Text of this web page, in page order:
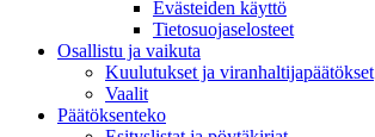
Evästeiden käyttö
Tietosuojaselosteet
Osallistu ja vaikuta
Kuulutukset ja viranhaltijapäätökset
Vaalit
Päätöksenteko